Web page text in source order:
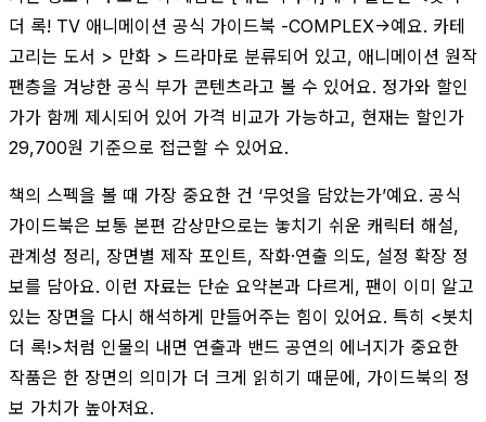
더 록! TV 애니메이션 공식 가이드북 -COMPLEX->예요. 카테
고리는 도서 > 만화 > 드라마로 분류되어 있고, 애니메이션 원작
팬층을 겨냥한 공식 부가 콘텐츠라고 볼 수 있어요. 정가와 할인
가가 함께 제시되어 있어 가격 비교가 가능하고, 현재는 할인가
29,700원 기준으로 접근할 수 있어요.
책의 스펙을 볼 때 가장 중요한 건 ‘무엇을 담았는가’예요. 공식
가이드북은 보통 본편 감상만으로는 놓치기 쉬운 캐릭터 해설,
관계성 정리, 장면별 제작 포인트, 작화·연출 의도, 설정 확장 정
보를 담아요. 이런 자료는 단순 요약본과 다르게, 팬이 이미 알고
있는 장면을 다시 해석하게 만들어주는 힘이 있어요. 특히 <봇치
더 록!>처럼 인물의 내면 연출과 밴드 공연의 에너지가 중요한
작품은 한 장면의 의미가 더 크게 읽히기 때문에, 가이드북의 정
보 가치가 높아져요.